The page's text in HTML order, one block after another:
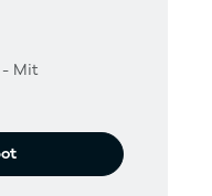
- Mit